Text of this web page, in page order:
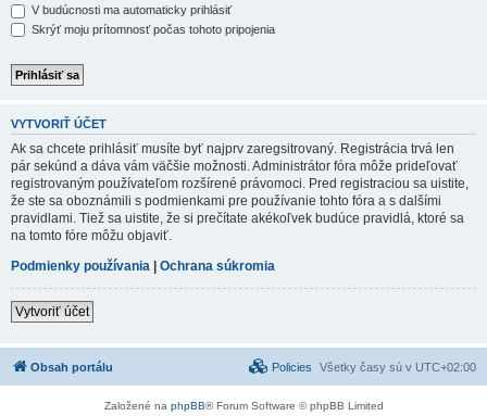
V budúcnosti ma automaticky prihlásiť
Skrýť moju prítomnosť počas tohoto pripojenia
VYTVORIŤ ÚČET
Ak sa chcete prihlásiť musíte byť najprv zaregsitrovaný. Registrácia trvá len
pár sekúnd a dáva vám väčšie možnosti. Administrátor fóra môže prideľovať
registrovaným používateľom rozšírené právomoci. Pred registraciou sa uistite,
že ste sa oboznámili s podmienkami pre používanie tohto fóra a s dalšími
pravidlami. Tiež sa uistite, že si prečítate akékoľvek budúce pravidlá, ktoré sa
na tomto fóre môžu objaviť.
Podmienky používania | Ochrana súkromia
Vytvoriť účet
Obsah portálu Všetky časy sú v UTC+02:00
Policies
Založené na phpBB® Forum Software © phpBB Limited